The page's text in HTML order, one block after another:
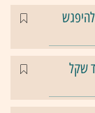
400 מיליארד שקל